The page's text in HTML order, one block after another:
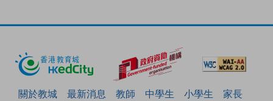
關於教城 最新消息 教師 中學生 小學生
家長